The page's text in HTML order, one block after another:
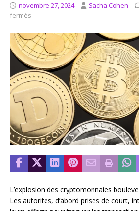
novembre 27, 2024 Sacha Cohen
fermés
L’explosion des cryptomonnaies
Les autorités, d’abord prises de court,